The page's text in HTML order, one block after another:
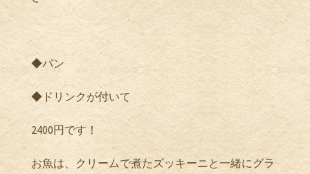
◆パン
◆ドリンクが付いて
2400円です！
お魚は、クリームで煮たズッキーニと一緒にグラ